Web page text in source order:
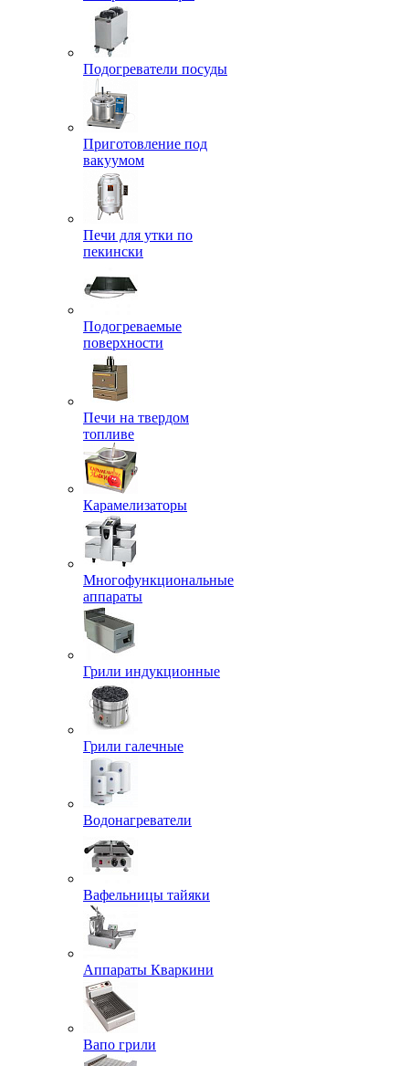
Подогреватели посуды
Приготовление под
вакуумом
Печи для утки по
пекински
Подогреваемые
поверхности
Печи на твердом
топливе
Карамелизаторы
Многофункциональные
аппараты
Грили индукционные
Грили галечные
Водонагреватели
Вафельницы тайяки
Аппараты Кваркини
Вапо грили